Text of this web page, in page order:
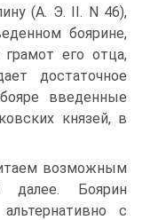
(А. Э. II. N 46),
боярине,
его отца,
достаточное
введенные
князей, в
возможным
далее. Боярин
с